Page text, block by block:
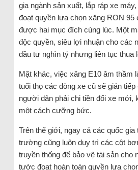
gia ngành sản xuất, lắp ráp xe
đoạt quyền lựa chọn xăng RON 95
được hai mục đích cùng lúc. Một
độc quyền, siêu lợi nhuận cho các
đầu tư nghìn tỷ nhưng liên tục thua
Mặt khác, việc xăng E10 âm thầm
tuổi thọ các dòng xe cũ sẽ gián tiếp
người dân phải chi tiền đổi xe mới,
một cách cưỡng bức.
Trên thế giới, ngay cả các quốc gia
trường cũng luôn duy trì các cột
truyền thống để bảo vệ tài sản cho
tước đoạt hoàn toàn quyền lựa